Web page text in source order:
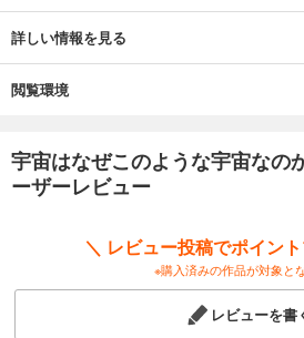
詳しい情報を見る
閲覧環境
宇宙はなぜこのような宇宙な
ーザーレビュー
＼ レビュー投稿でポイン
※購入済みの作品が対象と
レビューを書